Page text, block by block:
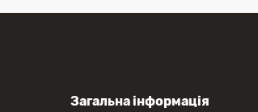
Загальна інформація